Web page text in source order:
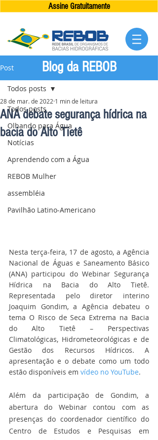
Assine Gratuitamente
Post
Todos posts
Olhando para Água
Notícias
Aprendendo com a Água
REBOB Mulher
assembléia
Pavilhão Latino-Americano
Todos posts
ANA debate segurança hídrica na
bacia do Alto Tietê
28 de mar. de 2022 1 min de leitura
Nesta terça-feira, 17 de agosto, a Agência
Nacional de Águas e Saneamento Básico
(ANA) participou do Webinar Segurança
Hídrica na Bacia do Alto Tietê.
Representada pelo diretor interino
Joaquim Gondim, a Agência debateu o
tema O Risco de Seca Extrema na Bacia
do Alto Tietê – Perspectivas
Climatológicas, Hidrometeorológicas e de
Gestão dos Recursos Hídricos. A
apresentação e o debate como um todo
estão disponíveis em vídeo no YouTube.
Além da participação de Gondim, a
abertura do Webinar contou com as
presenças do coordenador científico do
Centro de Estudos e Pesquisas em
Blog da REBOB